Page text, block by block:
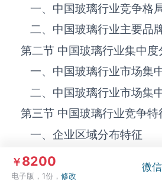
一、中国‌‌‌‌玻璃‌‌‌‌‌‌‌‌‌‌‌‌‌行业竞争格
二、中国‌‌‌‌玻璃‌‌‌‌‌‌‌‌‌‌‌‌‌行业主要品
第二节 中国‌‌‌‌玻璃‌‌‌‌‌‌‌‌‌‌‌‌‌行业集中度
一、中国‌‌‌‌玻璃‌‌‌‌‌‌‌‌‌‌‌‌‌行业市场集
二、中国‌‌‌‌玻璃‌‌‌‌‌‌‌‌‌‌‌‌‌行业市场集
第三节 中国‌‌‌‌玻璃‌‌‌‌‌‌‌‌‌‌‌‌‌行业竞争特
一、企业区域分布特征
二、企业规模分布特征
三、企业所有制分布特征
￥8200
电子版，1份，修改
微